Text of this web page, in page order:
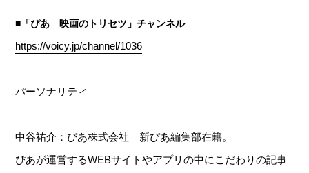
■「ぴあ 映画のトリセツ」チャンネル
https://voicy.jp/channel/1036
パーソナリティ
中谷祐介：ぴあ株式会社 新ぴあ編集部在籍。
ぴあが運営するWEBサイトやアプリの中にこだわりの記事